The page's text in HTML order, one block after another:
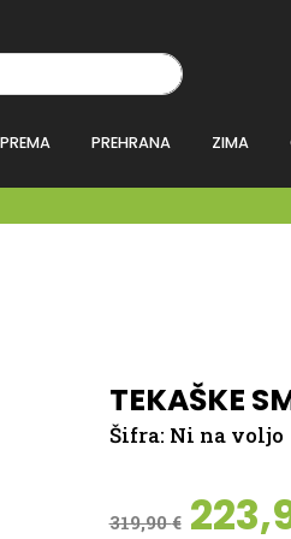
PREHRANA ZIMA
TEKAŠKE
Šifra: Ni na voljo
319,90€